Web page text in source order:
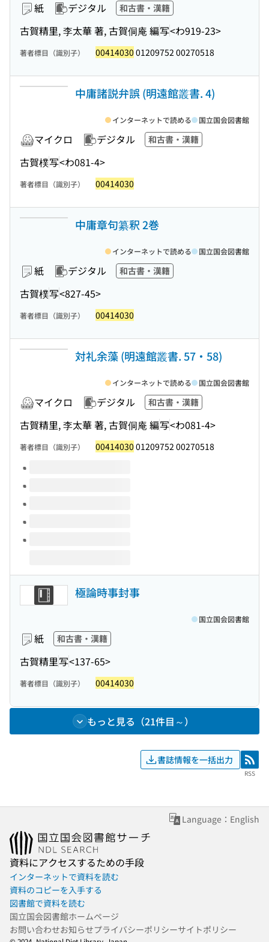
紙 デジタル 和古書・漢籍
古賀精里, 李太華 著, 古賀侗庵 編写<わ919-23>
著者標目（識別子） 00414030 01209752 00270518
中庸諸説弁誤 (明遠館叢書. 4)
マイクロ デジタル 和古書・漢籍
古賀樸写<わ081-4>
インターネットで読める 国立国会図書館
著者標目（識別子） 00414030
中庸章句纂釈 2巻
紙 デジタル 和古書・漢籍
古賀樸写<827-45>
インターネットで読める 国立国会図書館
著者標目（識別子） 00414030
対礼余藻 (明遠館叢書. 57・58)
マイクロ デジタル 和古書・漢籍
古賀精里, 李太華 著, 古賀侗庵 編写<わ081-4>
インターネットで読める 国立国会図書館
著者標目（識別子） 00414030 01209752 00270518
このタイトルの巻号
極論時事封事
紙 和古書・漢籍
古賀精里写<137-65>
国立国会図書館
著者標目（識別子） 00414030
もっと見る（21件目～）
書誌情報を一括出力 RSS
RSS
Language：English
資料にアクセスするための手段
インターネットで資料を読む
資料のコピーを入手する
図書館で資料を読む
国立国会図書館ホームページ
お問い合わせお知らせプライバシーポリシーサイトポリシー